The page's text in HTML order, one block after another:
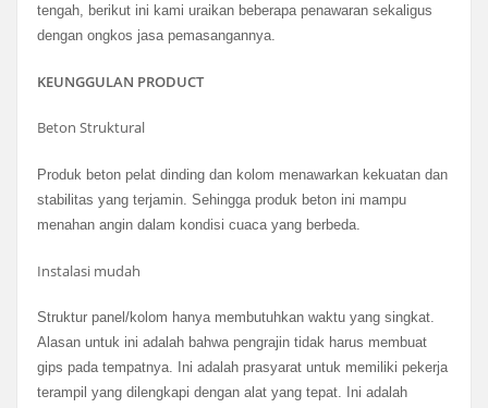
tengah, berikut ini kami uraikan beberapa penawaran sekaligus
dengan ongkos jasa pemasangannya.
KEUNGGULAN PRODUCT
Beton Struktural
Produk beton pelat dinding dan kolom menawarkan kekuatan dan
stabilitas yang terjamin. Sehingga produk beton ini mampu
menahan angin dalam kondisi cuaca yang berbeda.
Instalasi mudah
Struktur panel/kolom hanya membutuhkan waktu yang singkat.
Alasan untuk ini adalah bahwa pengrajin tidak harus membuat
gips pada tempatnya. Ini adalah prasyarat untuk memiliki pekerja
terampil yang dilengkapi dengan alat yang tepat. Ini adalah